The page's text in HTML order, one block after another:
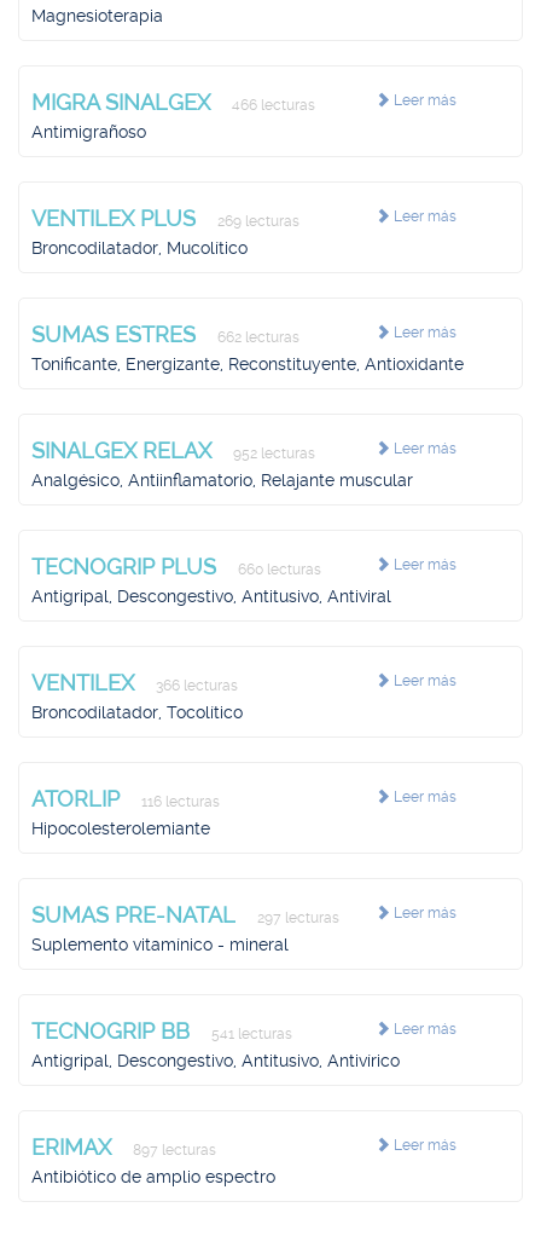
Magnesioterapia
Leer más
MIGRA SINALGEX 466 lecturas
Antimigrañoso
Leer más
VENTILEX PLUS 269 lecturas
Broncodilatador, Mucolítico
Leer más
SUMAS ESTRES 662 lecturas
Tonificante, Energizante, Reconstituyente, Antioxidante
Leer más
SINALGEX RELAX 952 lecturas
Analgésico, Antiinflamatorio, Relajante muscular
Leer más
TECNOGRIP PLUS 660 lecturas
Antigripal, Descongestivo, Antitusivo, Antiviral
Leer más
VENTILEX 366 lecturas
Broncodilatador, Tocolítico
Leer más
ATORLIP 116 lecturas
Hipocolesterolemiante
Leer más
SUMAS PRE-NATAL 297 lecturas
Suplemento vitamínico - mineral
Leer más
TECNOGRIP BB 541 lecturas
Antigripal, Descongestivo, Antitusivo, Antivírico
Leer más
ERIMAX 897 lecturas
Antibiótico de amplio espectro